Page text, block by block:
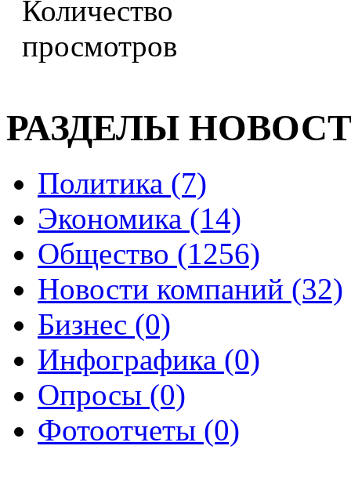
РАЗДЕЛЫ
Политика (7)
Экономика (14)
Общество (1256)
Новости компаний (32)
Бизнес (0)
Инфографика (0)
Опросы (0)
Фотоотчеты (0)